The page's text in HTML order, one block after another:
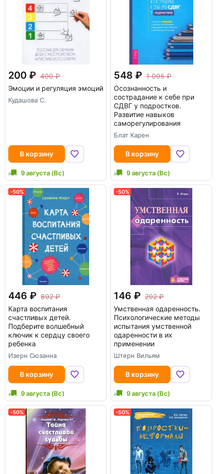
200
400
Эмоции и регуляция эмоций
Кудашова С.
В корзину
9 августа (Вс)
548
1 095
Осознанность и
сострадание к себе при
СДВГ у подростков.
Развитие навыков
саморегулирования
Блат Карен
В корзину
9 августа (Вс)
-50%
446
892
Карта воспитания
счастливых детей.
Подберите волшебный
ключик к сердцу своего
ребенка
Изерн Сюзанна
В корзину
9 августа (Вс)
-50%
146
292
Умственная одаренность.
Психологические методы
испытания умственной
одаренности в их
применении
Штерн Вильям
В корзину
9 августа (Вс)
-50% -50%